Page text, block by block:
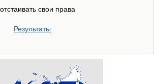
свои права
Результаты